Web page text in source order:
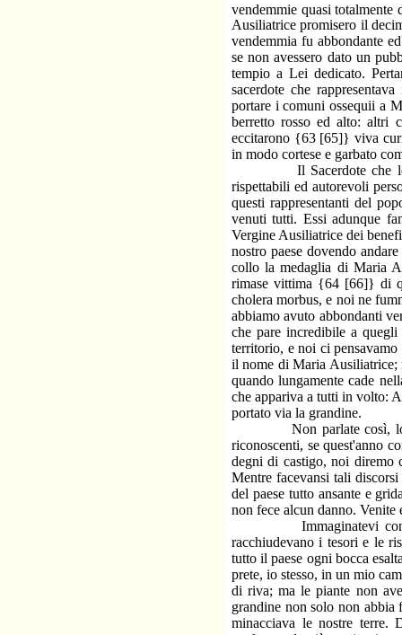
vendemmie quasi
Ausiliatrice promisero il
vendemmia fu abbondante
se non avessero dato un
tempio a Lei dedicato.
sacerdote che
portare i comuni ossequii a
berretto rosso ed alto: altri
eccitarono {63 [65]} viva
in modo cortese e garbato
Il Sacerdote che loro
rispettabili ed autorevoli
questi rappresentanti del
venuti tutti. Essi adunque
Vergine Ausiliatrice dei
nostro paese dovendo
collo la medaglia di Maria
rimase vittima {64 [66]} di
cholera morbus, e noi ne
abbiamo avuto abbondanti
che pare incredibile a
territorio, e noi ci
il nome di Maria Ausiliatrice;
quando lungamente cade
che appariva a tutti in volto:
portato via la grandine.
Non parlate così, loro
riconoscenti, se quest'anno
degni di castigo, noi diremo
Mentre facevansi tali
del paese tutto ansante e
non fece alcun danno. Venite
Immaginatevi con
racchiudevano i tesori e le
tutto il paese ogni bocca
prete, io stesso, in un mio
di riva; ma le piante non
grandine non solo non abbia
minacciava le nostre terre.